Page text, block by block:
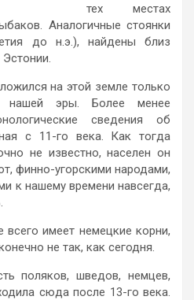
тех местах
Аналогичные стоянки
до н.э.), найдены близ
на этой земле только
эры. Более менее
сведения об
с 11-го века. Как тогда
не известно, населен он
финно-угорскими народами,
к нашему времени навсегда,
.
всего имеет немецкие корни,
не так, как сегодня.
поляков, шведов, немцев,
сюда после 13-го века.